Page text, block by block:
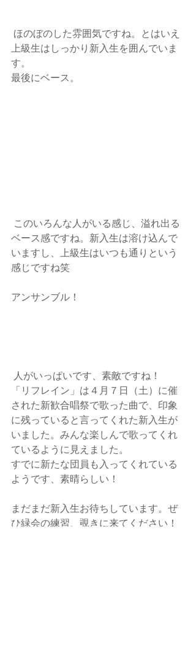
上級生はしっかり新入生を囲んでいま
す。
最後にベース。
ベース感ですね。新入生は溶け込んで
いますし、上級生はいつも通りという
感じですね笑
アンサンブル！
人がいっぱいです、素敵ですね！
「リフレイン」は４月７日（土）に催
された新歓合唱祭で歌った曲で、印象
に残っていると言ってくれた新入生が
いました。みんな楽しんで歌ってくれ
ているように見えました。
すでに新たな団員も入ってくれている
ようです、素晴らしい！
まだまだ新入生お待ちしています。ぜ
ひ緑会の練習、覗きに来てください！